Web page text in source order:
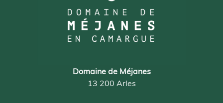
Domaine de Méjanes
13 200 Arles